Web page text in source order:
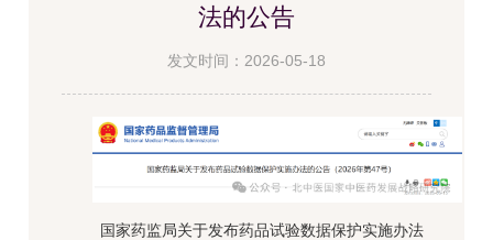
法的公告
发文时间：2026-05-18
国家药监局关于发布药品试验数据保护实施办法